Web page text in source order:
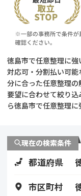
徳島市で任意整理に
対応可・分割払い可
分に合った任意整理
要望に合わせて絞り
ら徳島市で任意整理に
現在の検索条件
都道府県
市区町村